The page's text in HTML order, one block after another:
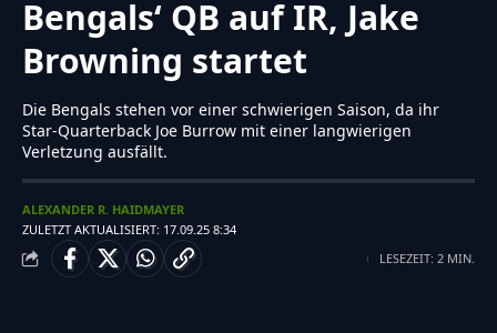
Bengals‘ QB auf IR, Jake
Browning startet
Die Bengals stehen vor einer schwierigen Saison, da ihr
Star-Quarterback Joe Burrow mit einer langwierigen
Verletzung ausfällt.
ZULETZT AKTUALISIERT: 17.09.25 8:34
ALEXANDER R. HAIDMAYER
LESEZEIT: 2 MIN.